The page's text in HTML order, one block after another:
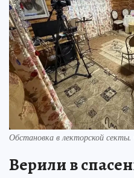
Обстановка в лекторской
Верили в